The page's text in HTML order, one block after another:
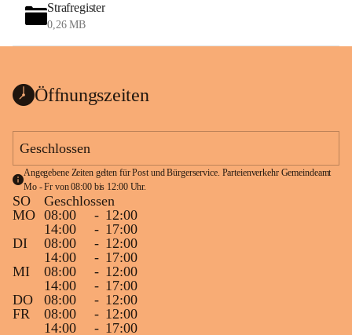
Strafregister
0,26 MB
Öffnungszeiten
Geschlossen
Angegebene Zeiten gelten für Post und Bürgerservice. Parteienverkehr Gemeindeamt
Mo - Fr von 08:00 bis 12:00 Uhr.
SO
Geschlossen
MO 08:00 - 12:00
14:00
- 17:00
DI
08:00 - 12:00
14:00
- 17:00
MI
08:00 - 12:00
14:00
- 17:00
DO
08:00 - 12:00
FR
08:00 - 12:00
14:00
- 17:00